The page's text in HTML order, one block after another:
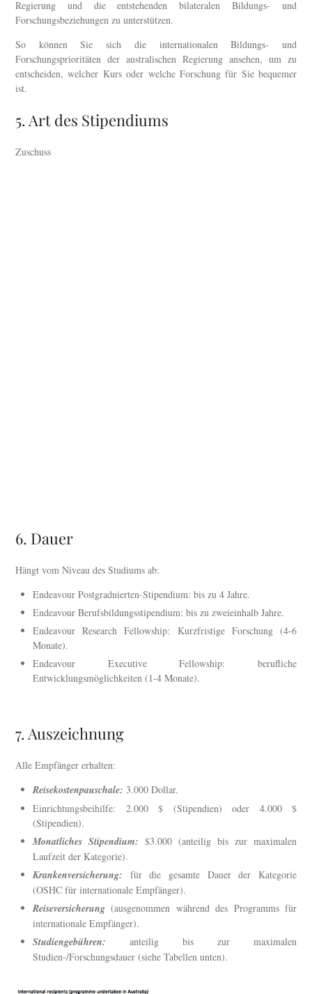
Regierung und die entstehenden bilateralen Bildungs- und
Forschungsbeziehungen zu unterstützen.
So können Sie sich die internationalen Bildungs- und
Forschungsprioritäten der australischen Regierung ansehen, um zu
entscheiden, welcher Kurs oder welche Forschung für Sie bequemer
ist.
5. Art des Stipendiums
Zuschuss
6. Dauer
Hängt vom Niveau des Studiums ab:
Endeavour Postgraduierten-Stipendium: bis zu 4 Jahre.
Endeavour Berufsbildungsstipendium: bis zu zweieinhalb Jahre.
Endeavour Research Fellowship: Kurzfristige Forschung (4-6
Monate).
Endeavour Executive Fellowship: berufliche
Entwicklungsmöglichkeiten (1-4 Monate).
7. Auszeichnung
Alle Empfänger erhalten:
Reisekostenpauschale: 3.000 Dollar.
Einrichtungsbeihilfe: 2.000 $ (Stipendien) oder 4.000 $
(Stipendien).
Monatliches Stipendium: $3.000 (anteilig bis zur maximalen
Laufzeit der Kategorie).
Krankenversicherung:
für die gesamte Dauer der Kategorie
(OSHC für internationale Empfänger).
Reiseversicherung (ausgenommen während des Programms für
internationale Empfänger).
Studiengebühren: anteilig bis zur maximalen
Studien-/Forschungsdauer (siehe Tabellen unten).